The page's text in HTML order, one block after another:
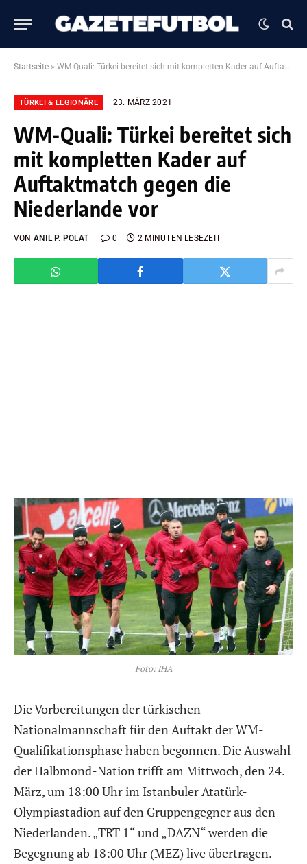
Startseite » WM-Quali: Türkei bereitet sich mit kompletten Kader auf Auftaktmatch gegen die Niederlande vor
TÜRKEI & LEGIONÄRE 23. MÄRZ 2021
WM-Quali: Türkei bereitet sich
mit kompletten Kader auf
Auftaktmatch gegen die
Niederlande vor
VON ANIL P. POLAT 0 2 MINUTEN LESEZEIT
Foto: IHA
Die Vorbereitungen der türkischen
Nationalmannschaft für den Auftakt der WM-
Qualifikationsphase haben begonnen. Die Auswahl
der Halbmond-Nation trifft am Mittwoch, den 24.
März, um 18:00 Uhr im Istanbuler Atatürk-
Olympiastadion auf den Gruppengegner aus den
Niederlanden. „TRT 1“ und „DAZN“ werden die
Begegnung ab 18:00 Uhr (MEZ) live übertragen.